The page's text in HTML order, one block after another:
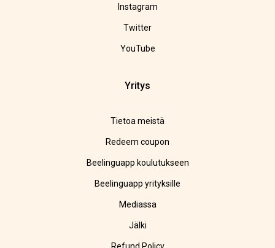
Instagram
Twitter
YouTube
Yritys
Tietoa meistä
Redeem coupon
Beelinguapp koulutukseen
Beelinguapp yrityksille
Mediassa
Jälki